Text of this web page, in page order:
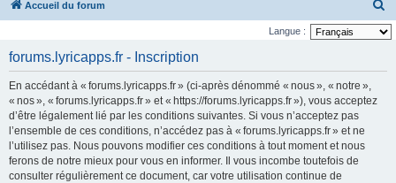
Accueil du forum
e
Langue :
forums.lyricapps.fr - Inscription
En accédant à « forums.lyricapps.fr » (ci-après dénommé « nous », « notre »,
« nos », « forums.lyricapps.fr » et « https://forums.lyricapps.fr »), vous acceptez
d’être légalement lié par les conditions suivantes. Si vous n’acceptez pas
l’ensemble de ces conditions, n’accédez pas à « forums.lyricapps.fr » et ne
l’utilisez pas. Nous pouvons modifier ces conditions à tout moment et nous
ferons de notre mieux pour vous en informer. Il vous incombe toutefois de
consulter régulièrement ce document, car votre utilisation continue de